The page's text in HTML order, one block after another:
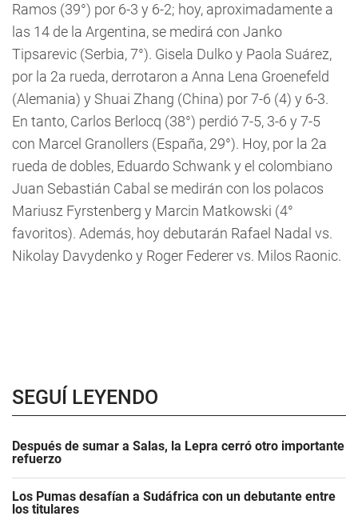
Ramos (39°) por 6-3 y 6-2; hoy, aproximadamente a
las 14 de la Argentina, se medirá con Janko
Tipsarevic (Serbia, 7°). Gisela Dulko y Paola Suárez,
por la 2a rueda, derrotaron a Anna Lena Groenefeld
(Alemania) y Shuai Zhang (China) por 7-6 (4) y 6-3.
En tanto, Carlos Berlocq (38°) perdió 7-5, 3-6 y 7-5
con Marcel Granollers (España, 29°). Hoy, por la 2a
rueda de dobles, Eduardo Schwank y el colombiano
Juan Sebastián Cabal se medirán con los polacos
Mariusz Fyrstenberg y Marcin Matkowski (4°
favoritos). Además, hoy debutarán Rafael Nadal vs.
Nikolay Davydenko y Roger Federer vs. Milos Raonic.
SEGUÍ LEYENDO
Después de sumar a Salas, la Lepra cerró otro importante
refuerzo
Los Pumas desafían a Sudáfrica con un debutante entre
los titulares